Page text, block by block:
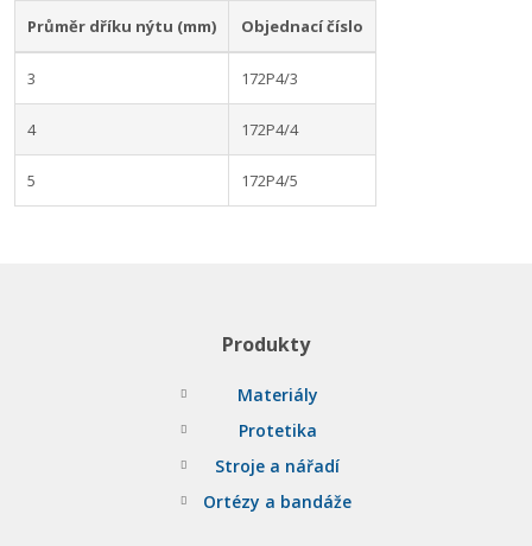
Průměr dříku nýtu (mm) Objednací číslo
3 172P4/3
4 172P4/4
5 172P4/5
Produkty
Materiály
Protetika
Stroje a nářadí
Ortézy a bandáže